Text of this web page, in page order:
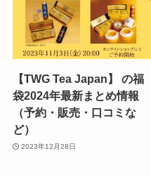
【TWG Tea Japan】 の福
袋2024年最新まとめ情報
（予約・販売・口コミな
ど）
2023年12月28日